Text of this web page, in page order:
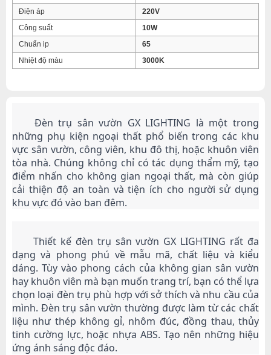
Điện áp
220V
Công suất
10W
Chuẩn ip
65
Nhiệt độ màu
3000K
những phụ kiện ngoại thất phổ biến trong các khu
vực sân vườn, công viên, khu đô thị, hoặc khuôn viên
tòa nhà. Chúng không chỉ có tác dụng thẩm mỹ, tạo
điểm nhấn cho không gian ngoại thất, mà còn giúp
cải thiện độ an toàn và tiện ích cho người sử dụng
khu vực đó vào ban đêm.
dạng và phong phú về mẫu mã, chất liệu và kiểu
dáng. Tùy vào phong cách của không gian sân vườn
hay khuôn viên mà bạn muốn trang trí, bạn có thể lựa
chọn loại đèn trụ phù hợp với sở thích và nhu cầu của
mình. Đèn trụ sân vườn thường được làm từ các chất
liệu như thép không gỉ, nhôm đúc, đồng thau, thủy
tinh cường lực, hoặc nhựa ABS. Tạo nên những hiệu
ứng ánh sáng độc đáo.